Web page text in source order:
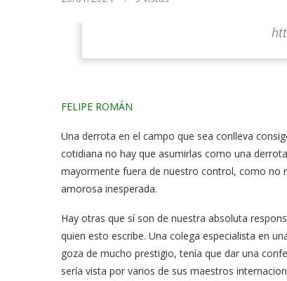
FELIPE ROMÁN
Una derrota en el campo que sea conlleva
cotidiana no hay que asumirlas como una
mayormente fuera de nuestro control, como no
amorosa inesperada.
Hay otras que sí son de nuestra absoluta
quien esto escribe. Una colega especialista en
goza de mucho prestigio, tenía que dar una
sería vista por varios de sus maestros